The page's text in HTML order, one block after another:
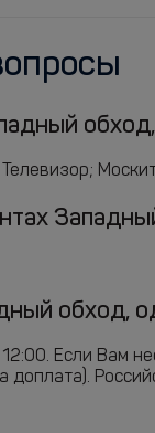
обход,
Если Вам